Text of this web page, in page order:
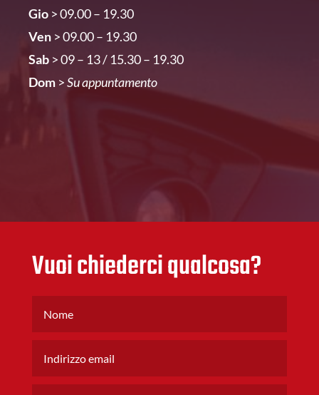
Gio > 09.00 – 19.30
Ven > 09.00 – 19.30
Sab > 09 – 13 / 15.30 – 19.30
Dom >Su appuntamento
Vuoi chiederci qualcosa?